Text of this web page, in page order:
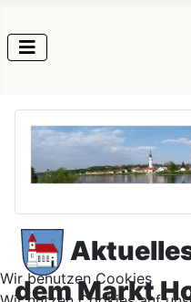
dem Markt
Wir benutzen Cookies